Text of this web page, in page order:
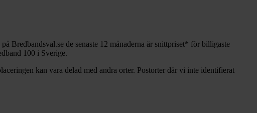
Bredbandsval.se de senaste 12 månaderna är snittpriset* för billigaste
100 i Sverige.
kan vara delad med andra orter. Postorter där vi inte identifierat